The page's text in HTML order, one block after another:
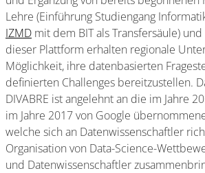
Lehre (Einführung Studiengang
IZMD mit dem BIT als Transfersäule)
dieser Plattform erhalten regionale
Möglichkeit, ihre datenbasierten
definierten Challenges bereitzustellen.
DIVABRE ist angelehnt an die im Jahre
im Jahre 2017 von Google
welche sich an Datenwissenschaftler
Organisation von Data-Science-
und Datenwissenschaftler